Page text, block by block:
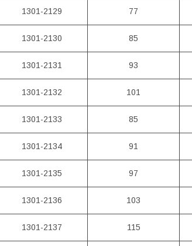
1301-2129 77
1301-2130 85
1301-2131 93
1301-2132 101
1301-2133 85
1301-2134 91
1301-2135 97
1301-2136 103
1301-2137 115